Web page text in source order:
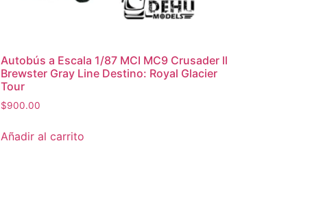
Autobús a Escala 1/87 MCI MC9 Crusader ll
Brewster Gray Line Destino: Royal Glacier
Tour
$900.00
Añadir al carrito